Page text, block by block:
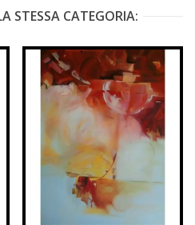
STESSA CATEGORIA: